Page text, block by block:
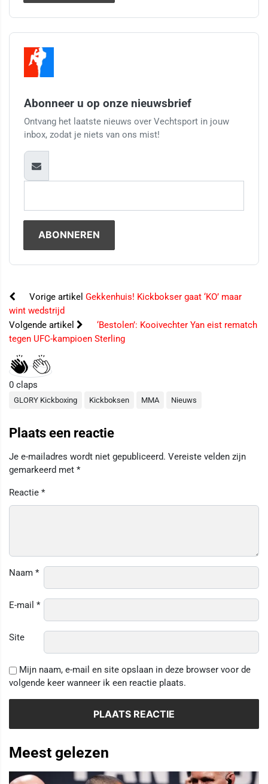
Abonneer u op onze nieuwsbrief
Ontvang het laatste nieuws over Vechtsport in jouw
inbox, zodat je niets van ons mist!
Vorige artikel Gekkenhuis! Kickbokser gaat ‘KO’ maar
wint wedstrijd
Volgende artikel
‘Bestolen’: Kooivechter Yan eist rematch
tegen UFC-kampioen Sterling
0 claps
GLORY Kickboxing Kickboksen MMA Nieuws
Plaats een reactie
Je e-mailadres wordt niet gepubliceerd. Vereiste velden zijn
gemarkeerd met *
Reactie *
Naam *
E-mail *
Site
Mijn naam, e-mail en site opslaan in deze browser voor de
volgende keer wanneer ik een reactie plaats.
Meest gelezen